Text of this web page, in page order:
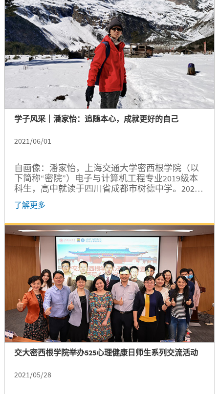
学子风采｜潘家怡：追随本心，成就更好的自己
2021/06/01
自画像：潘家怡，上海交通大学密西根学院（以
下简称“密院”）电子与计算机工程专业2019级本
科生，高中就读于四川省成都市树德中学。2020-
2021学年吴炯孙洁卓越奖学金、范绪箕奖学金、
上海交通大学三好学生等奖项获得者，曾入选
美国密西根大学攻读计算机科学学位。 跨过高考
的独木桥，考入交大，来到密院这个大平台，突
然间，道路变得无比开阔、四通八达。在这里，
不断挑战自我，我在思索中收获了成长；展望未
来，我愿一往直前，追随本心，成就更好的自
己。 反思与成长，走自己的路 潘家怡在梅里雪山
徒步...
了解更多
交大密西根学院举办525心理健康日师生系列交流活动
2021/05/28